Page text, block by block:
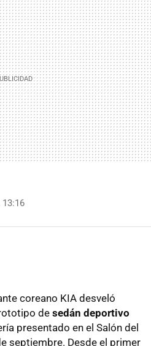
coreano KIA desveló
de sedán deportivo
presentado en el Salón del
septiembre. Desde el primer